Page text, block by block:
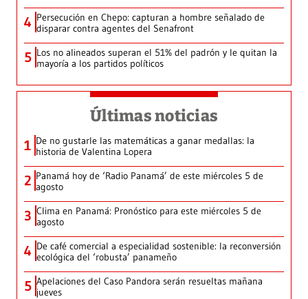
4 Persecución en Chepo: capturan a hombre señalado de
disparar contra agentes del Senafront
5 Los no alineados superan el 51% del padrón y le quitan la
mayoría a los partidos políticos
Últimas noticias
1 De no gustarle las matemáticas a ganar medallas: la
historia de Valentina Lopera
2 Panamá hoy de ‘Radio Panamá’ de este miércoles 5 de
agosto
3 Clima en Panamá: Pronóstico para este miércoles 5 de
agosto
4 De café comercial a especialidad sostenible: la reconversión
ecológica del ‘robusta’ panameño
5 Apelaciones del Caso Pandora serán resueltas mañana
jueves